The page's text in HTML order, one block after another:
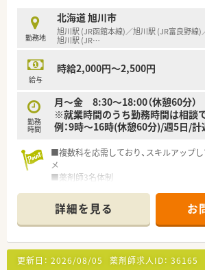
■育児短時間勤務制度は、お子様が小学
利用可能！
■離職率がわずか5%と非常に低く、定着
【法人特徴について】
経営基盤を持つ企業です。
■調剤事業のほか介護事業や健康食品事業
け、地域の健康を多角的に支えています。
るかかりつけ薬局を目指していきます。
勤務地
北海道 旭川市
旭川駅 (JR函館本線)／旭川駅 (JR富良野線
旭川駅 (JR…
給与
時給2,000円～2,500円
勤務
時間
月～金 8:30～18:00（休憩60分）
※就業時間のうち勤務時間は相談
例：9時～16時(休憩60分)/週5日/
■複数科を応需しており、スキルアップ
メ
■薬剤師3名体制
■全国展開している会社で各種教育制度
■調剤未経験の方、ブランクのある方にも
ますので、まずはご相談ください
■風通しの良い社風が魅力です
■長く安心してお勤めできる環境
詳細を見る お
更新日： 2026/08/05 薬剤師求人ID： 36165